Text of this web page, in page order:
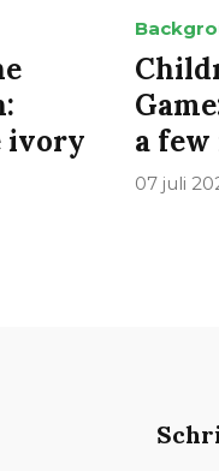
ivory
a
07 juli